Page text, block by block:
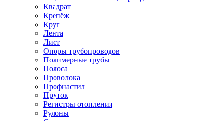
Квадрат
Крепёж
Круг
Лента
Лист
Опоры трубопроводов
Полимерные трубы
Полоса
Проволока
Профнастил
Пруток
Регистры отопления
Рулоны